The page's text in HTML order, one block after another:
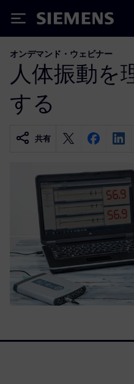
Siemens
オンデマンド・ウェビナー
人体振動を
する
共有